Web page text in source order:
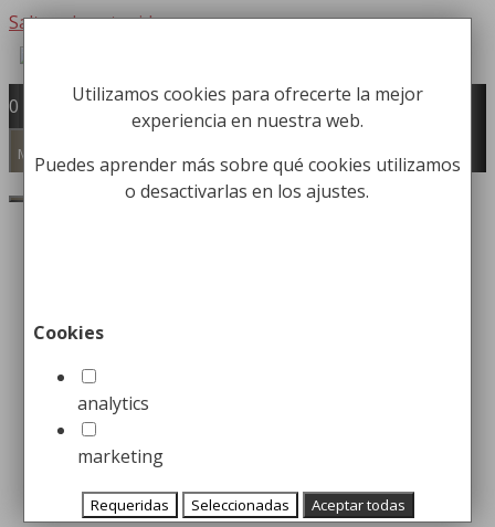
Saltar al contenido
Fabricación y comercialización de
equipamiento para la higiene industrial
Búsqueda de productos
0
Menú
Contenedor Higiénico
Femenino Económico
Utilizamos cookies para ofrecerte la mejor
experiencia en nuestra web.
Puedes aprender más sobre qué cookies utilizamos
o desactivarlas en los ajustes.
Cookies
analytics
marketing
Requeridas Seleccionadas Aceptar todas